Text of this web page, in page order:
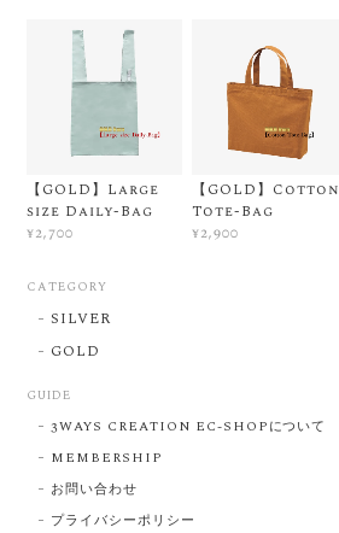
【GOLD】Large
size Daily-Bag
¥2,700
【GOLD】Cotton
Tote-Bag
¥2,900
CATEGORY
SILVER
GOLD
GUIDE
3WAYS CREATION EC-SHOPについて
MEMBERSHIP
お問い合わせ
プライバシーポリシー